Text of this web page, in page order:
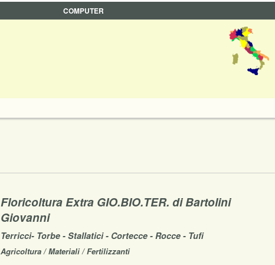
COMPUTER
Floricoltura Extra GIO.BIO.TER. di Bartolini
Giovanni
Terricci- Torbe - Stallatici - Cortecce - Rocce - Tufi
Agricoltura / Materiali / Fertilizzanti